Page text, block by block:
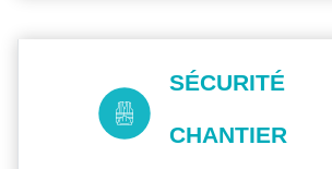
SÉCURITÉ
CHANTIER